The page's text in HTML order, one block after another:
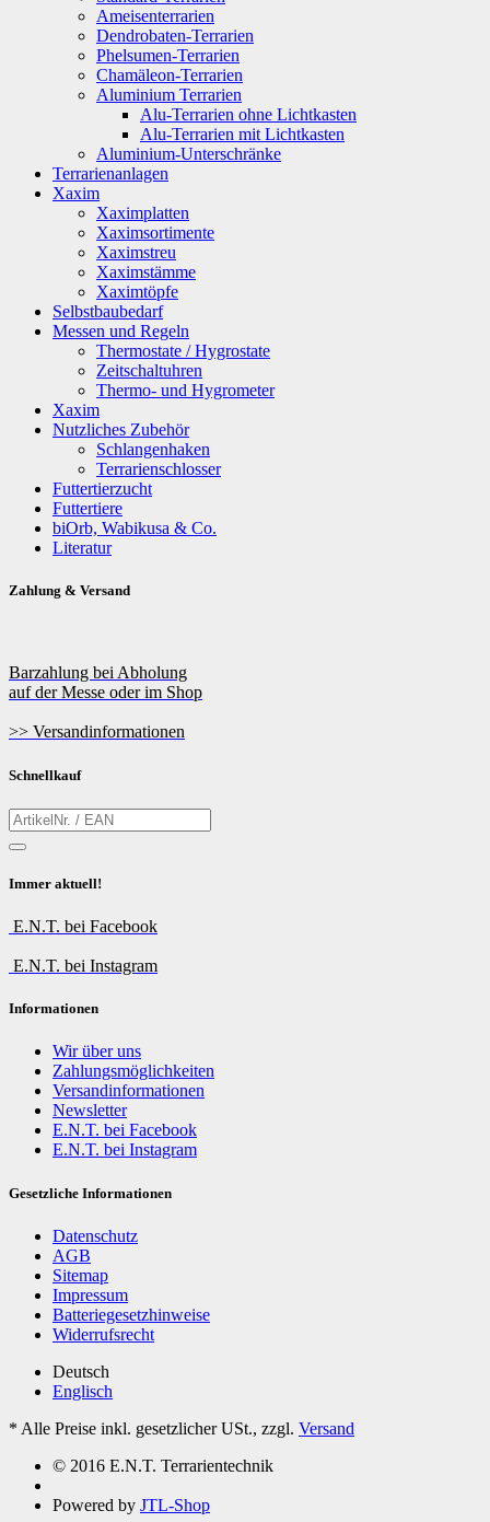
Ameisenterrarien
Dendrobaten-Terrarien
Phelsumen-Terrarien
Chamäleon-Terrarien
Aluminium Terrarien
Alu-Terrarien ohne Lichtkasten
Alu-Terrarien mit Lichtkasten
Aluminium-Unterschränke
Terrarienanlagen
Xaxim
Xaximplatten
Xaximsortimente
Xaximstreu
Xaximstämme
Xaximtöpfe
Selbstbaubedarf
Messen und Regeln
Thermostate / Hygrostate
Zeitschaltuhren
Thermo- und Hygrometer
Xaxim
Nutzliches Zubehör
Schlangenhaken
Terrarienschlosser
Futtertierzucht
Futtertiere
biOrb, Wabikusa & Co.
Literatur
Zahlung & Versand
Barzahlung bei Abholung
auf der Messe oder im Shop
>> Versandinformationen
Schnellkauf
Immer aktuell!
E.N.T. bei Facebook
E.N.T. bei Instagram
Informationen
Wir über uns
Zahlungsmöglichkeiten
Versandinformationen
Newsletter
E.N.T. bei Facebook
E.N.T. bei Instagram
Gesetzliche Informationen
Datenschutz
AGB
Sitemap
Impressum
Batteriegesetzhinweise
Widerrufsrecht
Deutsch
Englisch
* Alle Preise inkl. gesetzlicher USt., zzgl. Versand
© 2016 E.N.T. Terrarientechnik
Powered by JTL-Shop